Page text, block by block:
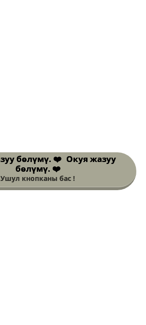
Окуя жазуу
бөлүмү. ❤️
Ушул кнопканы бас !